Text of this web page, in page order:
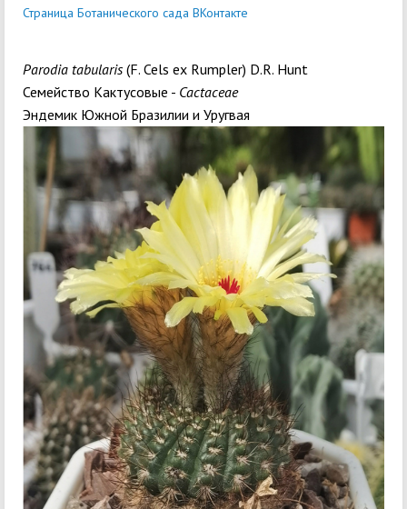
Страница Ботанического сада ВКонтакте
Parodia tabularis(F. Cels ex Rumpler) D.R. Hunt
Семейство Кактусовые - Cactaceae
Эндемик Южной Бразилии и Уругвая